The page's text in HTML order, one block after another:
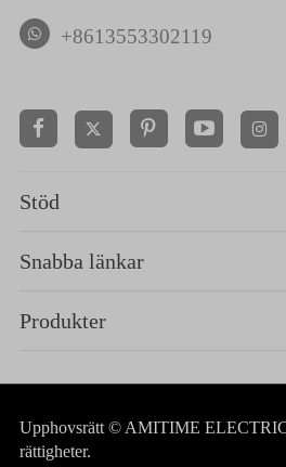
+8613553302119
 
Stöd
Snabba länkar
Produkter
Upphovsrätt © AMITIME
rättigheter.